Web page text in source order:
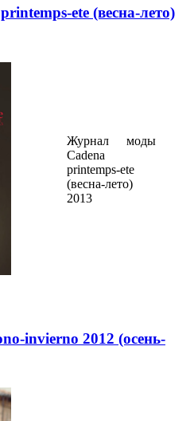
ete (весна-лето)
Журнал моды
Cadena
printemps-ete
(весна-лето)
2013
invierno 2012 (осень-